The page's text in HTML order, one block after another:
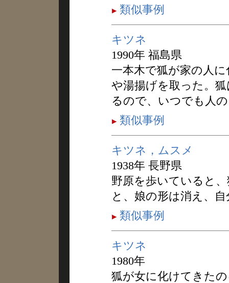
類似事例
キツネ
1990年 福島県
一本木で狐が家の人
や湯揚げを取った。
るので、いつでも人
類似事例
キツネ，ムスメ
1938年 長野県
野原を歩いていると
と、娘の形は消え、
類似事例
キツネ
1980年
狐が女に化けてきた